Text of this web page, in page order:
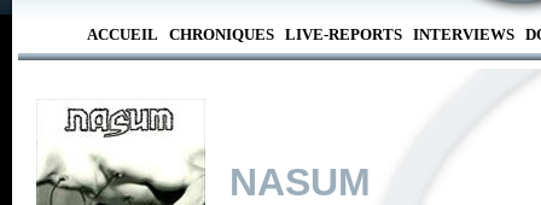
ACCUEIL CHRONIQUES LIVE-REPORTS INTERVIEWS
NASUM